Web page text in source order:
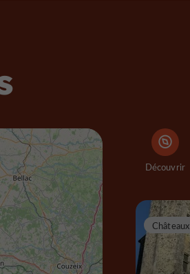
Découvrir
Châteaux